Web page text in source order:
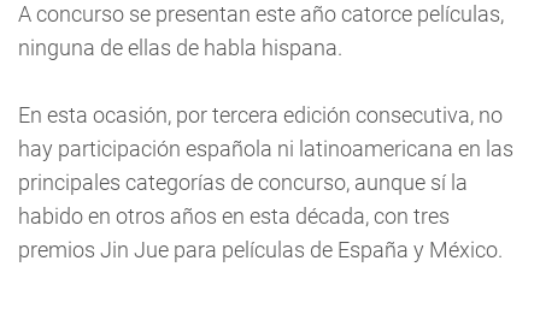
A concurso se presentan este año catorce películas,
ninguna de ellas de habla hispana.
En esta ocasión, por tercera edición consecutiva, no
hay participación española ni latinoamericana en las
principales categorías de concurso, aunque sí la
habido en otros años en esta década, con tres
premios Jin Jue para películas de España y México.